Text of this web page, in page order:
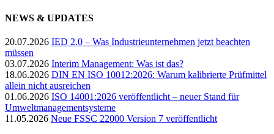
NEWS & UPDATES
20.07.2026 IED 2.0 – Was Industrieunternehmen jetzt beachten
müssen
03.07.2026 Interim Management: Was ist das?
18.06.2026 DIN EN ISO 10012:2026: Warum kalibrierte Prüfmittel
allein nicht ausreichen
01.06.2026 ISO 14001:2026 veröffentlicht – neuer Stand für
Umweltmanagementsysteme
11.05.2026 Neue FSSC 22000 Version 7 veröffentlicht